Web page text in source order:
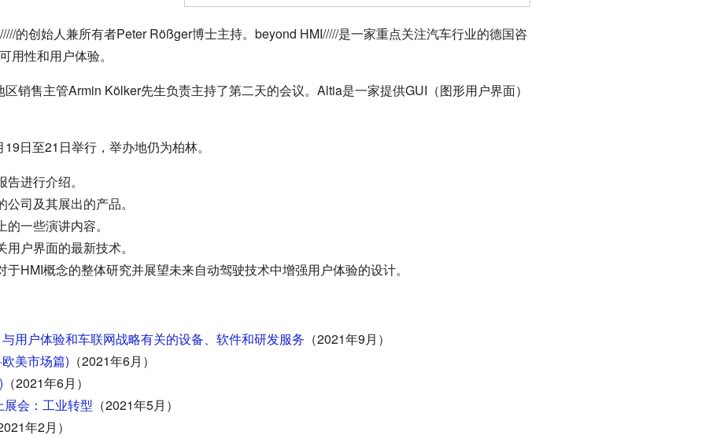
的创始人兼所有者Peter Rößger博士主持。beyond HMI/////是一家重点关注汽车行业的德国咨
用性和用户体验。
区销售主管Armin Kölker先生负责主持了第二天的会议。Altia是一家提供GUI（图形用户界面）
日至21日举行，举办地仍为柏林。
进行介绍。
公司及其展出的产品。
一些演讲内容。
户界面的最新技术。
HMI概念的整体研究并展望未来自动驾驶技术中增强用户体验的设计。
用户体验和车联网战略有关的设备、软件和研发服务 （2021年9月）
美市场篇) （2021年6月）
（2021年6月）
会：工业转型 （2021年5月）
年2月）